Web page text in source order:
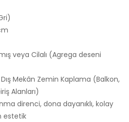
veya Cilalı (Agrega deseni
Mekân Zemin Kaplama (Balkon,
Alanları)
direnci, dona dayanıklı, kolay
estetik